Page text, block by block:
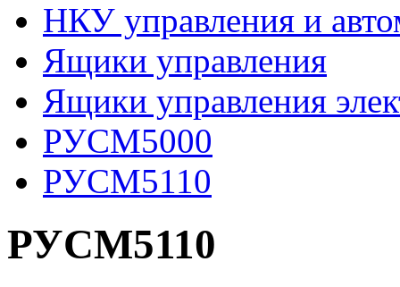
НКУ управления и
Ящики управления
Ящики управления
РУСМ5000
РУСМ5110
РУСМ5110